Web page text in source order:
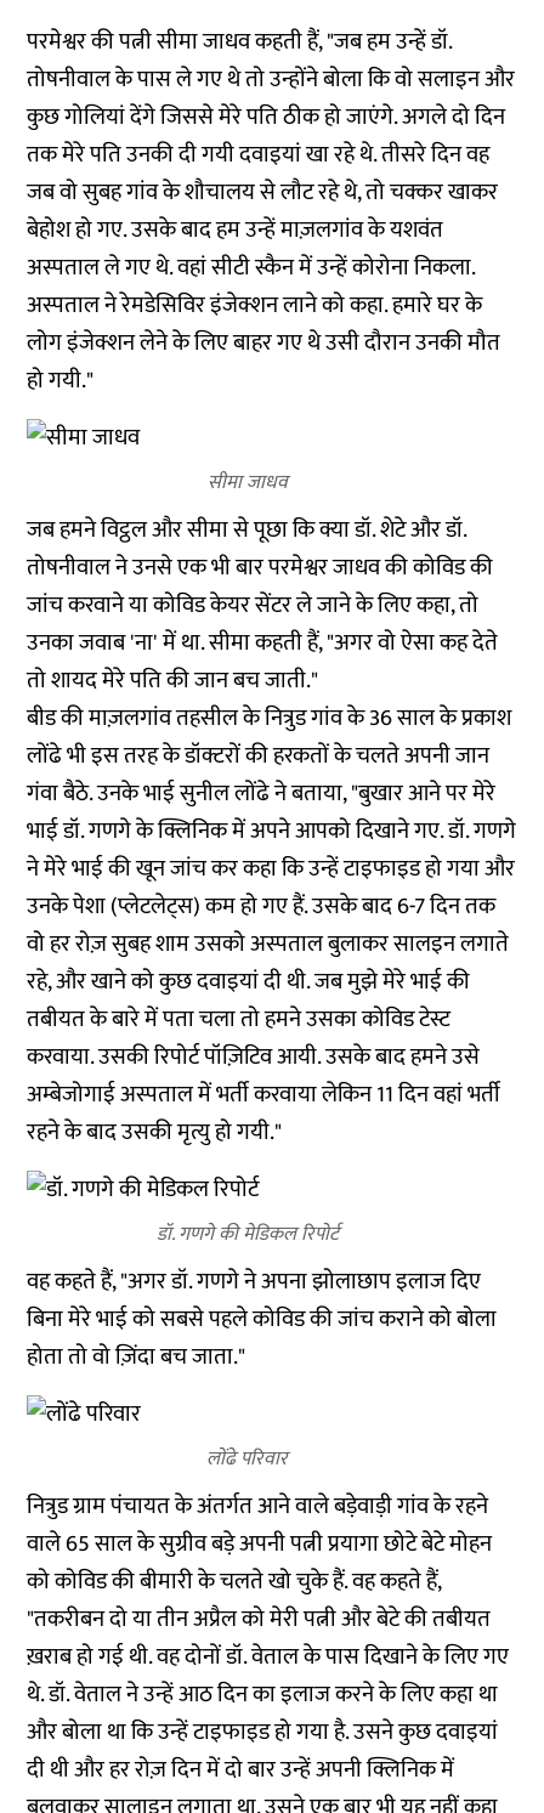
परमेश्वर की पत्नी सीमा जाधव कहती हैं, "जब हम उन्हें डॉ.
तोषनीवाल के पास ले गए थे तो उन्होंने बोला कि वो सलाइन और
कुछ गोलियां देंगे जिससे मेरे पति ठीक हो जाएंगे. अगले दो दिन
तक मेरे पति उनकी दी गयी दवाइयां खा रहे थे. तीसरे दिन वह
जब वो सुबह गांव के शौचालय से लौट रहे थे, तो चक्कर खाकर
बेहोश हो गए. उसके बाद हम उन्हें माज़लगांव के यशवंत
अस्पताल ले गए थे. वहां सीटी स्कैन में उन्हें कोरोना निकला.
अस्पताल ने रेमडेसिविर इंजेक्शन लाने को कहा. हमारे घर के
लोग इंजेक्शन लेने के लिए बाहर गए थे उसी दौरान उनकी मौत
हो गयी."
सीमा जाधव
जब हमने विट्ठल और सीमा से पूछा कि क्या डॉ. शेटे और डॉ.
तोषनीवाल ने उनसे एक भी बार परमेश्वर जाधव की कोविड की
जांच करवाने या कोविड केयर सेंटर ले जाने के लिए कहा, तो
उनका जवाब 'ना' में था. सीमा कहती हैं, "अगर वो ऐसा कह देते
तो शायद मेरे पति की जान बच जाती."
बीड की माज़लगांव तहसील के नित्रुड गांव के 36 साल के प्रकाश
लोंढे भी इस तरह के डॉक्टरों की हरकतों के चलते अपनी जान
गंवा बैठे. उनके भाई सुनील लोंढे ने बताया, "बुखार आने पर मेरे
भाई डॉ. गणगे के क्लिनिक में अपने आपको दिखाने गए. डॉ. गणगे
ने मेरे भाई की खून जांच कर कहा कि उन्हें टाइफाइड हो गया और
उनके पेशा (प्लेटलेट्स) कम हो गए हैं. उसके बाद 6-7 दिन तक
वो हर रोज़ सुबह शाम उसको अस्पताल बुलाकर सालइन लगाते
रहे, और खाने को कुछ दवाइयां दी थी. जब मुझे मेरे भाई की
तबीयत के बारे में पता चला तो हमने उसका कोविड टेस्ट
करवाया. उसकी रिपोर्ट पॉज़िटिव आयी. उसके बाद हमने उसे
अम्बेजोगाई अस्पताल में भर्ती करवाया लेकिन 11 दिन वहां भर्ती
रहने के बाद उसकी मृत्यु हो गयी."
डॉ. गणगे की मेडिकल रिपोर्ट
वह कहते हैं, "अगर डॉ. गणगे ने अपना झोलाछाप इलाज दिए
बिना मेरे भाई को सबसे पहले कोविड की जांच कराने को बोला
होता तो वो ज़िंदा बच जाता."
लोंढे परिवार
नित्रुड ग्राम पंचायत के अंतर्गत आने वाले बड़ेवाड़ी गांव के रहने
वाले 65 साल के सुग्रीव बड़े अपनी पत्नी प्रयागा छोटे बेटे मोहन
को कोविड की बीमारी के चलते खो चुके हैं. वह कहते हैं,
"तकरीबन दो या तीन अप्रैल को मेरी पत्नी और बेटे की तबीयत
ख़राब हो गई थी. वह दोनों डॉ. वेताल के पास दिखाने के लिए गए
थे. डॉ. वेताल ने उन्हें आठ दिन का इलाज करने के लिए कहा था
और बोला था कि उन्हें टाइफाइड हो गया है. उसने कुछ दवाइयां
दी थी और हर रोज़ दिन में दो बार उन्हें अपनी क्लिनिक में